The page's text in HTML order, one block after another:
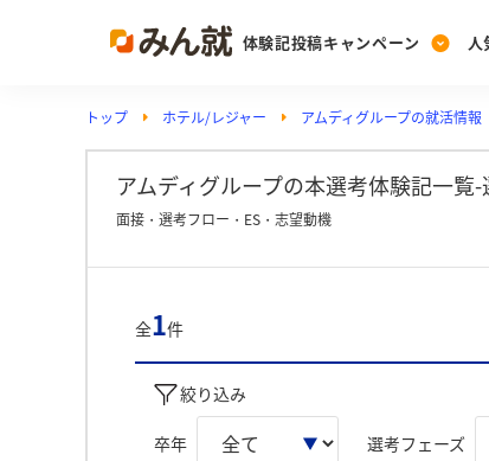
体験記投稿キャンペーン
Post
投稿する
Ranking
ランキングを見
Vote
PickUp
注目の企業特集
トップ ホテル/レジャー アムディグループの就活情報
アムディグループの本選考体験記一覧-
面接・選考フロー・ES・志望動機
全1件
絞り込み
卒年 選考フェーズ